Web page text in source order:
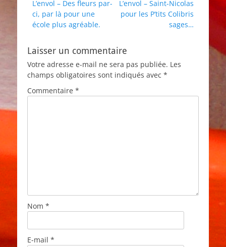
de
l’article
Article
précédent :
L’envol – Des fleurs par-
ci, par là pour une
école plus agréable.
Article
suivant :
L’envol – Saint-Nicolas
pour les P’tits Colibris
sages…
Laisser un commentaire
Votre adresse e-mail ne sera pas publiée. Les
champs obligatoires sont indiqués avec *
Commentaire *
Nom *
E-mail *